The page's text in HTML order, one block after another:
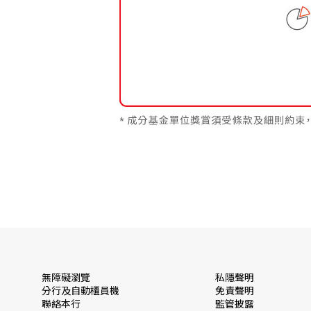
無障礙瀏覽
分行及自動櫃員機
聯絡本行
私隱聲明
免責聲明
監管披露